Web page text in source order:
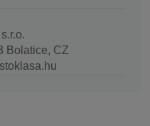
Bolatice, CZ